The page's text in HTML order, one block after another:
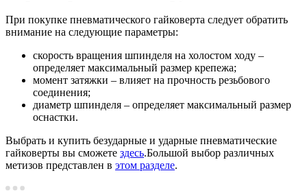
При покупке пневматического гайковерта следует обратить
внимание на следующие параметры:
скорость вращения шпинделя на холостом ходу –
определяет максимальный размер крепежа;
момент затяжки – влияет на прочность резьбового
соединения;
диаметр шпинделя – определяет максимальный размер
оснастки.
Выбрать и купить безударные и ударные пневматические
гайковерты вы сможете здесь.Большой выбор различных
метизов представлен в этом разделе.